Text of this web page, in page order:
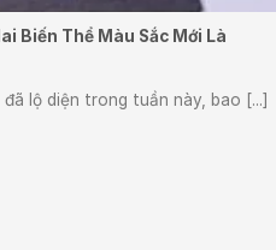
Biến Thể Màu Sắc Mới Là
lộ diện trong tuần này, bao [...]